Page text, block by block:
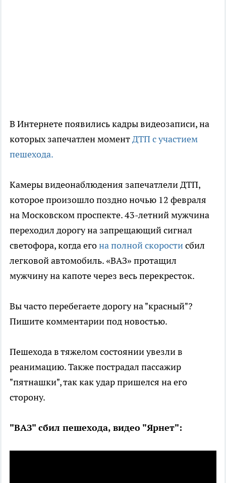
В Интернете появились кадры видеозаписи, на
которых запечатлен моментДТП с участием
пешехода.
Камеры видеонаблюдения запечатлели ДТП,
которое произошло поздно ночью 12 февраля
на Московском проспекте. 43-летний мужчина
переходил дорогу на запрещающий сигнал
светофора, когда егона полной скоростисбил
легковой автомобиль. «ВАЗ» протащил
мужчину на капоте через весь перекресток.
Вы часто перебегаете дорогу на "красный"?
Пишите комментарии под новостью.
Пешехода в тяжелом состоянии увезли в
реанимацию. Также пострадал пассажир
"пятнашки", так как удар пришелся на его
сторону.
"ВАЗ" сбил пешехода, видео "Ярнет":